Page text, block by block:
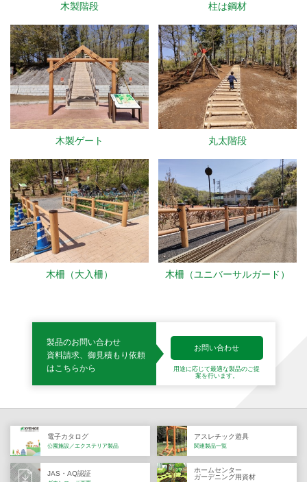
木製階段 柱は鋼材
木製ゲート 丸太階段
木柵（大入柵） 木柵（ユニバーサルガード）
製品のお問い合わせ
資料請求、御見積もり依頼
はこちらから
お問い合わせ
用途に応じて最適な製品のご提
案を行います。
電子カタログ
公園施設／エクステリア製品
アスレチック遊具
関連製品一覧
JAS・AQ認証
ホームセンター
ガーデニング用資材